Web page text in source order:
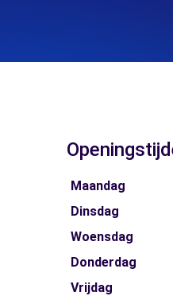
Maandag
Dinsdag
Woensdag
Donderdag
Vrijdag